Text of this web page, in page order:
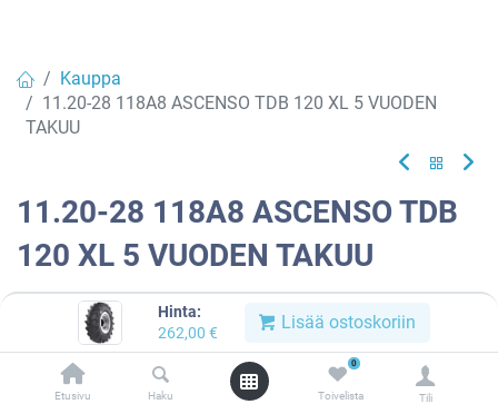
Hinta:
262,00 € Lisää ostoskoriin
Etusivu Haku
0
Toivelista Tili
Kauppa
11.20-28 118A8 ASCENSO TDB 120 XL 5 VUODEN
TAKUU
11.20-28 118A8 ASCENSO TDB
120 XL 5 VUODEN TAKUU
EAN:8904365500125 Tuotekoodi:616558
262,00€ / kpl
Toimittajilla (kotimaa): Saatavilla